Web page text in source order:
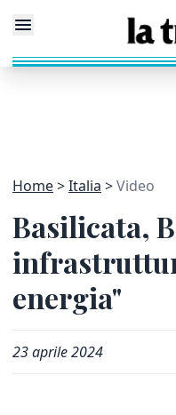
Home Italia Video
Basilicata,
energia"
23 aprile 2024